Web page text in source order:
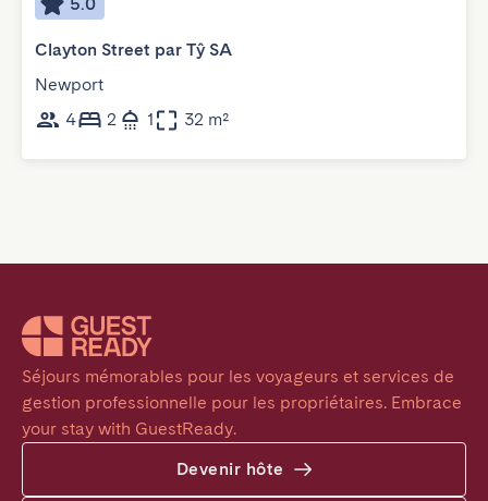
Clayton Street par Tŷ SA
Newport
4
2 1 32 m²
Séjours mémorables pour les voyageurs et services de
gestion professionnelle pour les propriétaires. Embrace
your stay with GuestReady.
Devenir hôte